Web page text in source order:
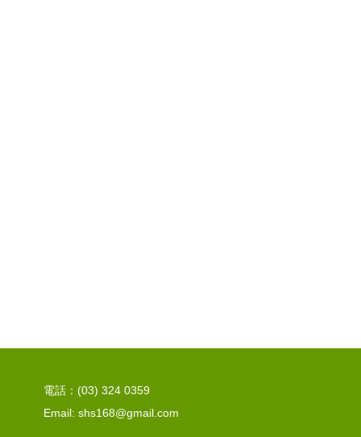
電話：(03) 324 0359
Email: shs168@gmail.com